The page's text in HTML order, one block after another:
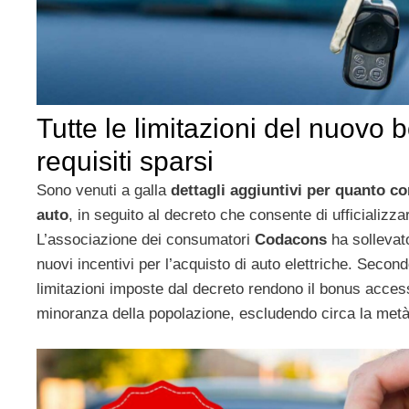
Tutte le limitazioni del nuovo
requisiti sparsi
Sono venuti a galla dettagli aggiuntivi per quanto
auto, in seguito al decreto che consente di
L’associazione dei consumatori Codacons ha
nuovi incentivi per l’acquisto di auto elettriche.
limitazioni imposte dal decreto rendono il bonus
minoranza della popolazione, escludendo circa la